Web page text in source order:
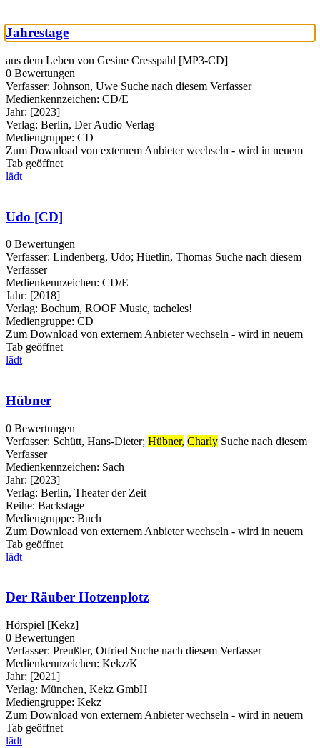
Jahrestage
aus dem Leben von Gesine Cresspahl [MP3-CD]
0 Bewertungen
Verfasser: Johnson, Uwe Suche nach diesem Verfasser
Medienkennzeichen: CD/E
Jahr: [2023]
Verlag: Berlin, Der Audio Verlag
Mediengruppe: CD
Zum Download von externem Anbieter wechseln - wird in neuem
Tab geöffnet
lädt
Udo [CD]
0 Bewertungen
Verfasser: Lindenberg, Udo; Hüetlin, Thomas Suche nach diesem
Verfasser
Medienkennzeichen: CD/E
Jahr: [2018]
Verlag: Bochum, ROOF Music, tacheles!
Mediengruppe: CD
Zum Download von externem Anbieter wechseln - wird in neuem
Tab geöffnet
lädt
Hübner
0 Bewertungen
Verfasser: Schütt, Hans-Dieter; Hübner, Charly Suche nach diesem
Verfasser
Medienkennzeichen: Sach
Jahr: [2023]
Verlag: Berlin, Theater der Zeit
Reihe: Backstage
Mediengruppe: Buch
Zum Download von externem Anbieter wechseln - wird in neuem
Tab geöffnet
lädt
Der Räuber Hotzenplotz
Hörspiel [Kekz]
0 Bewertungen
Verfasser: Preußler, Otfried Suche nach diesem Verfasser
Medienkennzeichen: Kekz/K
Jahr: [2021]
Verlag: München, Kekz GmbH
Mediengruppe: Kekz
Zum Download von externem Anbieter wechseln - wird in neuem
Tab geöffnet
lädt